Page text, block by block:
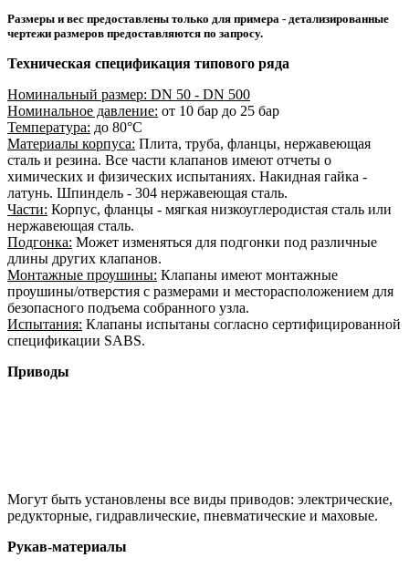
Размеры и вес предоставлены только для примера - детализированные
чертежи размеров предоставляются по запросу.
Техническая спецификация типового ряда
Номинальный размер: DN 50 - DN 500
Номинальное давление: от 10 бар до 25 бар
Температура: до 80°C
Материалы корпуса: Плита, труба, фланцы, нержавеющая
сталь и резина. Все части клапанов имеют отчеты о
химических и физических испытаниях. Накидная гайка -
латунь. Шпиндель - 304 нержавеющая сталь.
Части: Корпус, фланцы - мягкая низкоуглеродистая сталь или
нержавеющая сталь.
Подгонка: Может изменяться для подгонки под различные
длины других клапанов.
Монтажные проушины: Клапаны имеют монтажные
проушины/отверстия с размерами и месторасположением для
безопасного подъема собранного узла.
Испытания: Клапаны испытаны согласно сертифицированной
спецификации SABS.
Приводы
Могут быть установлены все виды приводов: электрические,
редукторные, гидравлические, пневматические и маховые.
Рукав-материалы